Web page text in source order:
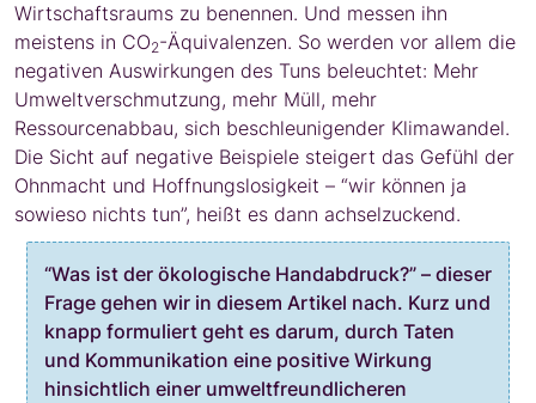
Wirtschaftsraums zu benennen. Und messen ihn
meistens in CO2-Äquivalenzen. So werden vor allem die
negativen Auswirkungen des Tuns beleuchtet: Mehr
Umweltverschmutzung, mehr Müll, mehr
Ressourcenabbau, sich beschleunigender Klimawandel.
Die Sicht auf negative Beispiele steigert das Gefühl der
Ohnmacht und Hoffnungslosigkeit – “wir können ja
sowieso nichts tun”, heißt es dann achselzuckend.
“Was ist der ökologische Handabdruck?” – dieser
Frage gehen wir in diesem Artikel nach. Kurz und
knapp formuliert geht es darum, durch Taten
und Kommunikation eine positive Wirkung
hinsichtlich einer umweltfreundlicheren